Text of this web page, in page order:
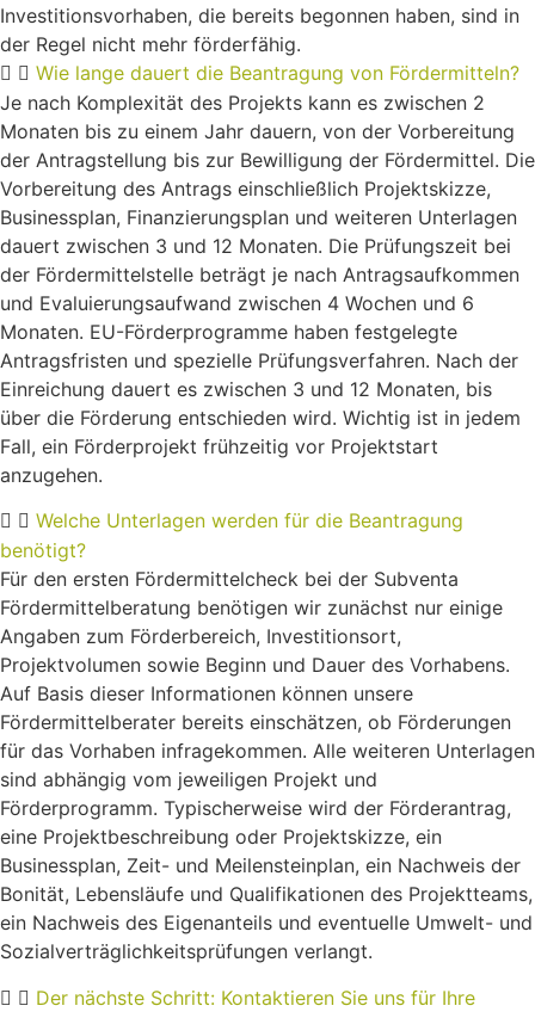
Investitionsvorhaben, die bereits begonnen haben, sind in
der Regel nicht mehr förderfähig.
Wie lange dauert die Beantragung von Fördermitteln?
Je nach Komplexität des Projekts kann es zwischen 2
Monaten bis zu einem Jahr dauern, von der Vorbereitung
der Antragstellung bis zur Bewilligung der Fördermittel. Die
Vorbereitung des Antrags einschließlich Projektskizze,
Businessplan, Finanzierungsplan und weiteren Unterlagen
dauert zwischen 3 und 12 Monaten. Die Prüfungszeit bei
der Fördermittelstelle beträgt je nach Antragsaufkommen
und Evaluierungsaufwand zwischen 4 Wochen und 6
Monaten. EU-Förderprogramme haben festgelegte
Antragsfristen und spezielle Prüfungsverfahren. Nach der
Einreichung dauert es zwischen 3 und 12 Monaten, bis
über die Förderung entschieden wird. Wichtig ist in jedem
Fall, ein Förderprojekt frühzeitig vor Projektstart
anzugehen.
Welche Unterlagen werden für die Beantragung
benötigt?
Für den ersten Fördermittelcheck bei der Subventa
Fördermittelberatung benötigen wir zunächst nur einige
Angaben zum Förderbereich, Investitionsort,
Projektvolumen sowie Beginn und Dauer des Vorhabens.
Auf Basis dieser Informationen können unsere
Fördermittelberater bereits einschätzen, ob Förderungen
für das Vorhaben infragekommen. Alle weiteren Unterlagen
sind abhängig vom jeweiligen Projekt und
Förderprogramm. Typischerweise wird der Förderantrag,
eine Projektbeschreibung oder Projektskizze, ein
Businessplan, Zeit- und Meilensteinplan, ein Nachweis der
Bonität, Lebensläufe und Qualifikationen des Projektteams,
ein Nachweis des Eigenanteils und eventuelle Umwelt- und
Sozialverträglichkeitsprüfungen verlangt.
Der nächste Schritt: Kontaktieren Sie uns für Ihre